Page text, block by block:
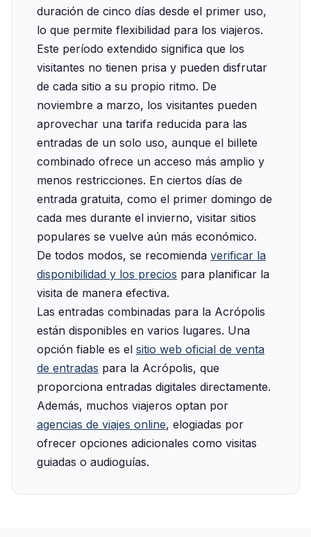
duración de cinco días desde el primer uso,
lo que permite flexibilidad para los viajeros.
Este período extendido significa que los
visitantes no tienen prisa y pueden disfrutar
de cada sitio a su propio ritmo. De
noviembre a marzo, los visitantes pueden
aprovechar una tarifa reducida para las
entradas de un solo uso, aunque el billete
combinado ofrece un acceso más amplio y
menos restricciones. En ciertos días de
entrada gratuita, como el primer domingo de
cada mes durante el invierno, visitar sitios
populares se vuelve aún más económico.
De todos modos, se recomienda verificar la
disponibilidad y los precios para planificar la
visita de manera efectiva.
Las entradas combinadas para la Acrópolis
están disponibles en varios lugares. Una
opción fiable es el sitio web oficial de venta
de entradas para la Acrópolis, que
proporciona entradas digitales directamente.
Además, muchos viajeros optan por
agencias de viajes online, elogiadas por
ofrecer opciones adicionales como visitas
guiadas o audioguías.